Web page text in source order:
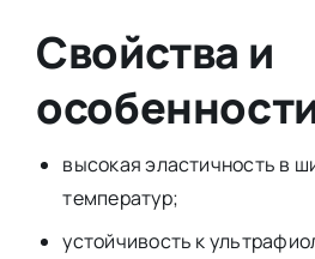
Свойства и
высокая эластичность в
температур;
устойчивость к